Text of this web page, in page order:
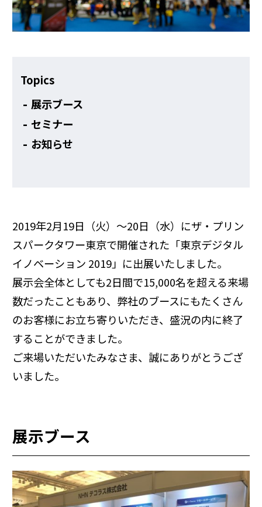
Topics
展示ブース
セミナー
お知らせ
2019年2月19日（火）～20日（水）にザ・プリン
スパークタワー東京で開催された「東京デジタル
イノベーション 2019」に出展いたしました。
展示会全体としても2日間で15,000名を超える来場
数だったこともあり、弊社のブースにもたくさん
のお客様にお立ち寄りいただき、盛況の内に終了
することができました。
ご来場いただいたみなさま、誠にありがとうござ
いました。
展示ブース